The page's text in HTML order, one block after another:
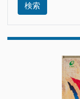
検索